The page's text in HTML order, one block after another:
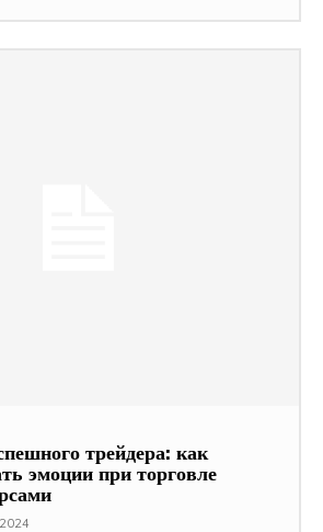
трейдера: как
эмоции при торговле